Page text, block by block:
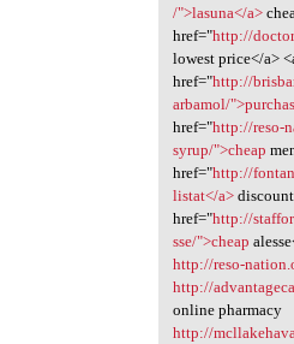
/">lasuna</a>
href="http://
lowest price</a>
href="http://
arbamol/
href="http://reso-
syrup/">cheap
href="http://
listat</a>
href="http://
sse/">cheap
http://reso-
http://
online pharmacy
http://